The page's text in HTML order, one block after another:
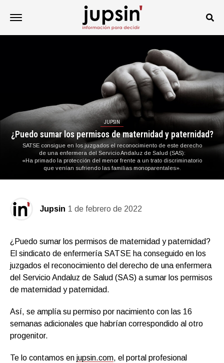
JUPSIN
¿Puedo sumar los permisos de maternidad y paternidad?
SATSE consigue en los juzgados el reconocimiento de este derecho
de una enfermera del Servicio Andaluz de Salud (SAS):
«Ha primado la protección del menor frente a un trato discriminatorio
que venían sufriendo las familias monoparentales».
Jupsin 1 de febrero de 2022
¿Puedo sumar los permisos de maternidad y paternidad?
El sindicato de enfermería SATSE ha conseguido en los
juzgados el reconocimiento del derecho de una enfermera
del Servicio Andaluz de Salud (SAS) a sumar los permisos
de maternidad y paternidad.
Así, se amplía su permiso por nacimiento con las 16
semanas adicionales que habrían correspondido al otro
progenitor.
Te lo contamos en jupsin.com, el portal profesional